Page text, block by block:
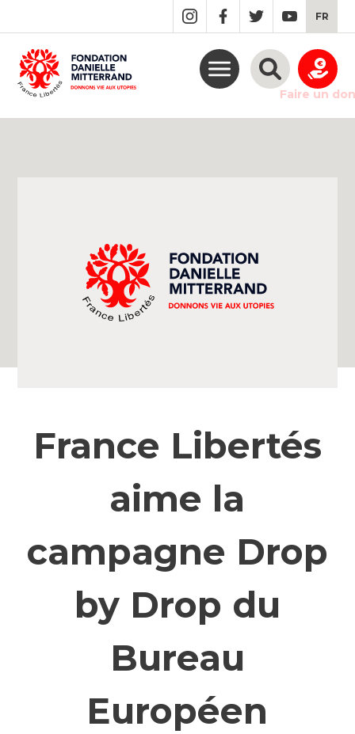
MAIN
CONTENT
FR
Faire un don
France Libertés
aime la
campagne Drop
by Drop du
Bureau
Européen